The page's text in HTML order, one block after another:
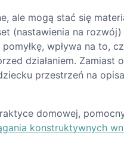
ale mogą stać się
(nastawienia na
wpływa na to,
działaniem. Zamiast
przestrzeń na
domowej,
konstruktywnych